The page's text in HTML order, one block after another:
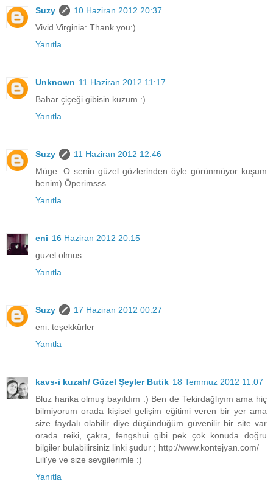
Suzy
10 Haziran 2012 20:37
Vivid Virginia: Thank you:)
Yanıtla
Unknown 11 Haziran 2012 11:17
Bahar çiçeği gibisin kuzum :)
Yanıtla
Suzy
11 Haziran 2012 12:46
Müge: O senin güzel gözlerinden öyle görünmüyor kuşum
benim) Öperimsss...
Yanıtla
eni 16 Haziran 2012 20:15
guzel olmus
Yanıtla
Suzy
17 Haziran 2012 00:27
eni: teşekkürler
Yanıtla
kavs-i kuzah/ Güzel Şeyler Butik 18 Temmuz 2012 11:07
Bluz harika olmuş bayıldım :) Ben de Tekirdağlıyım ama hiç
bilmiyorum orada kişisel gelişim eğitimi veren bir yer ama
size faydalı olabilir diye düşündüğüm güvenilir bir site var
orada reiki, çakra, fengshui gibi pek çok konuda doğru
bilgiler bulabilirsiniz linki şudur ; http://www.kontejyan.com/
Lili'ye ve size sevgilerimle :)
Yanıtla